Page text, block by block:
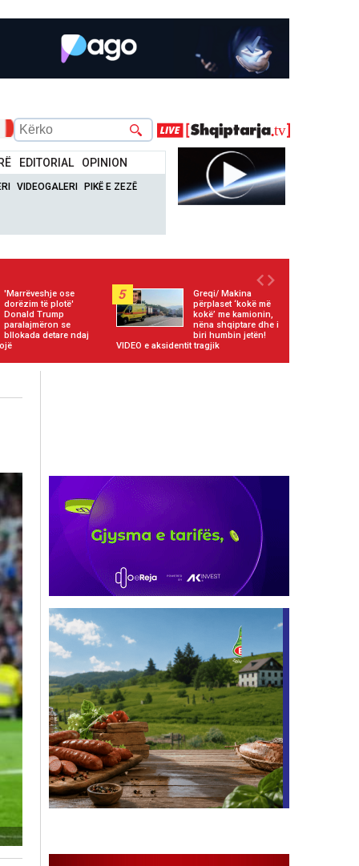
EDITORIAL OPINION
VIDEOGALERI PIKË E ZEZË
'Marrëveshje ose
dorëzim të plotë'
Donald Trump
paralajmëron se
bllokada detare ndaj
5
Greqi/ Makina
përplaset ‘kokë më
kokë’ me kamionin,
nëna shqiptare dhe i
biri humbin jetën!
VIDEO e aksidentit tragjik